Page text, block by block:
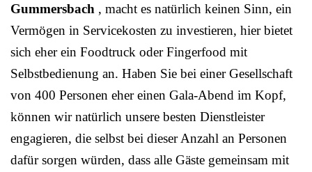
Gummersbach , macht es natürlich keinen Sinn, ein
Vermögen in Servicekosten zu investieren, hier bietet
sich eher ein Foodtruck oder Fingerfood mit
Selbstbedienung an. Haben Sie bei einer Gesellschaft
von 400 Personen eher einen Gala-Abend im Kopf,
können wir natürlich unsere besten Dienstleister
engagieren, die selbst bei dieser Anzahl an Personen
dafür sorgen würden, dass alle Gäste gemeinsam mit